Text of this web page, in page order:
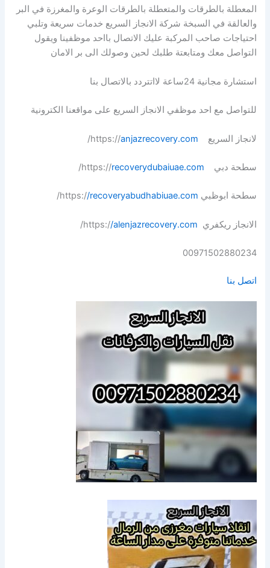
المعطلة بالطرقات والمتعطلة بالطرقات الوعرة والمغرزة في البر
والعالقة في السبخة شركة الانجاز السريع خدمات سريعة وتلبي
احتياجات صاحب المركبة عليك الاتصال بااحد موظفينا ويقول
التواصل معك ومتابعتة طلبك لحين وصولك الى بر الامان
استشارة مجانية 24ساعة لااتتردد بالاتصال بنا
للتواصل مع احد موظفي الانجاز السريع على مواقعنا الكترونية
لانجاز السريع https:// anjazrecovery.com
/
سطحة دبي https:// recoverydubaiuae.com
/
سطحة ابوظبي https:/ /recoveryabudhabiuae.com
/
الانجاز ريكفري https:/ /alenjazrecovery.com
/
00971502880234
اتصل بنا